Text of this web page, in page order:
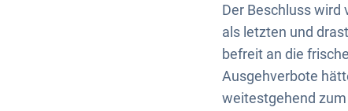
Der Beschluss wird
als letzten und
befreit an die
Ausgehverbote
weitestgehend